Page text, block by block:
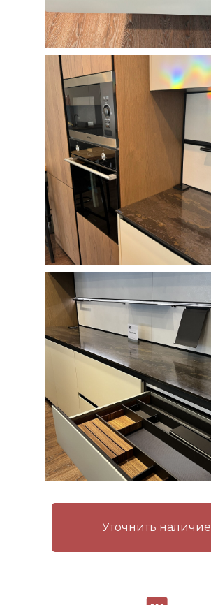
+7 (351) 701-16-66
г. Челябинск, пр. Ленина, 66
Уточнить наличие